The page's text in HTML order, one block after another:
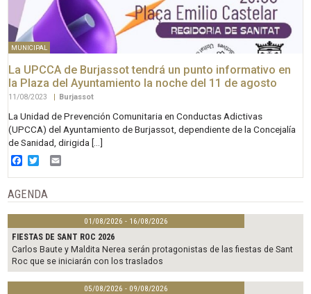
MUNICIPAL
La UPCCA de Burjassot tendrá un punto informativo en
la Plaza del Ayuntamiento la noche del 11 de agosto
11/08/2023 | Burjassot
La Unidad de Prevención Comunitaria en Conductas Adictivas
(UPCCA) del Ayuntamiento de Burjassot, dependiente de la Concejalía
de Sanidad, dirigida […]
Facebook
Twitter
AGENDA
01/08/2026 - 16/08/2026
FIESTAS DE SANT ROC 2026
Carlos Baute y Maldita Nerea serán protagonistas de las fiestas de Sant
Roc que se iniciarán con los traslados
05/08/2026 - 09/08/2026